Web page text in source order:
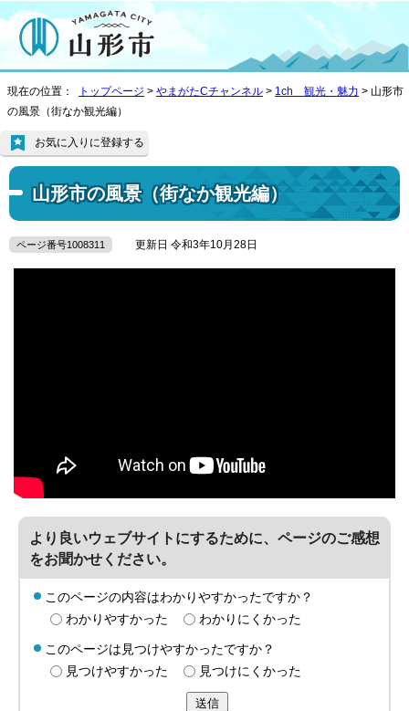
現在の位置： トップページ > やまがたCチャンネル > 1ch 観光・魅力 > 山形市
の風景（街なか観光編）
山形市の風景（街なか観光編）
お気に入りに登録する
ページ番号1008311 更新日 令和3年10月28日
より良いウェブサイトにするために、ページのご感想
をお聞かせください。
このページの内容はわかりやすかったですか？
わかりやすかった
わかりにくかった
このページは見つけやすかったですか？
見つけやすかった
見つけにくかった
送信